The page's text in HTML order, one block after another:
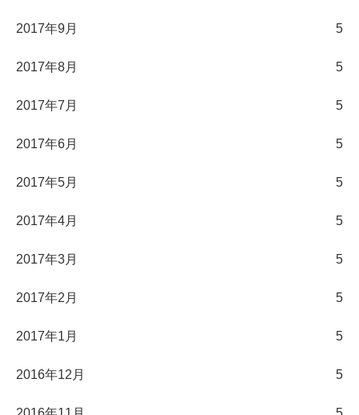
2017年9月 5
2017年8月 5
2017年7月 5
2017年6月 5
2017年5月 5
2017年4月 5
2017年3月 5
2017年2月 5
2017年1月 5
2016年12月 5